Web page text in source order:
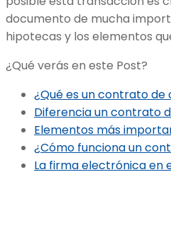
documento de mucha
hipotecas y los elementos
¿Qué verás en este Post?
¿Qué es un contrato
Diferencia un contrato
Elementos más
¿Cómo funciona un
La firma electrónica en